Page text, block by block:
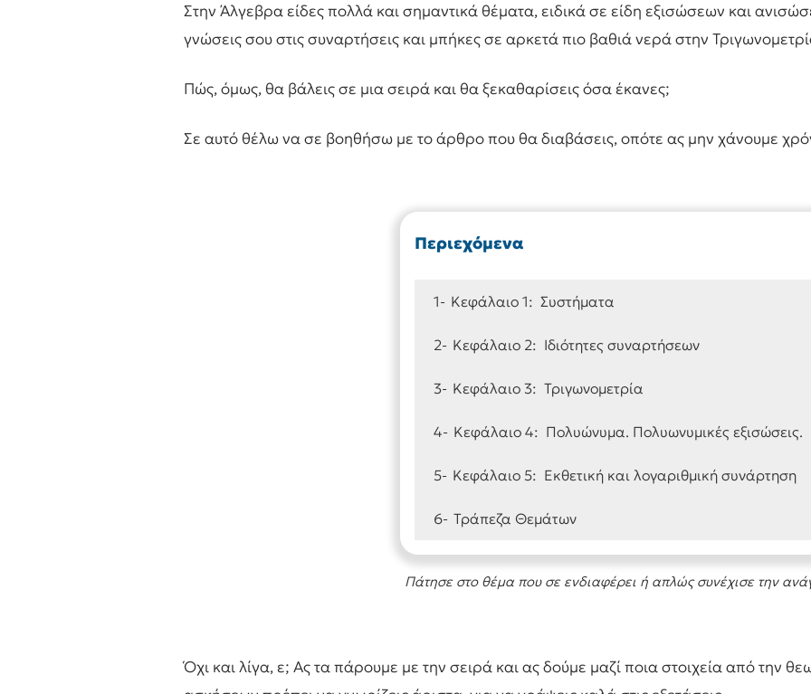
Στην Άλγεβρα είδες πολλά και σημαντικά θέματα, ειδικά σε είδη εξισώσεων και
γνώσεις σου στις συναρτήσεις και μπήκες σε αρκετά πιο βαθιά νερά στην
Πώς, όμως, θα βάλεις σε μια σειρά και θα ξεκαθαρίσεις όσα έκανες;
Σε αυτό θέλω να σε βοηθήσω με το άρθρο που θα διαβάσεις, οπότε ας μην χάνουμε
Περιεχόμενα
1- Κεφάλαιο 1: Συστήματα
2- Κεφάλαιο 2: Ιδιότητες συναρτήσεων
3- Κεφάλαιο 3: Τριγωνομετρία
4- Κεφάλαιο 4: Πολυώνυμα. Πολυωνυμικές εξισώσεις.
5- Κεφάλαιο 5: Εκθετική και λογαριθμική συνάρτηση
6- Τράπεζα Θεμάτων
Πάτησε στο θέμα που σε ενδιαφέρει ή απλώς συνέχισε την
Όχι και λίγα, ε; Ας τα πάρουμε με την σειρά και ας δούμε μαζί ποια στοιχεία από την